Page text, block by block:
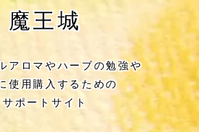
傾向チェック
/目次
魔王城
アロマやハーブの勉強や
使用購入するための
サポートサイト